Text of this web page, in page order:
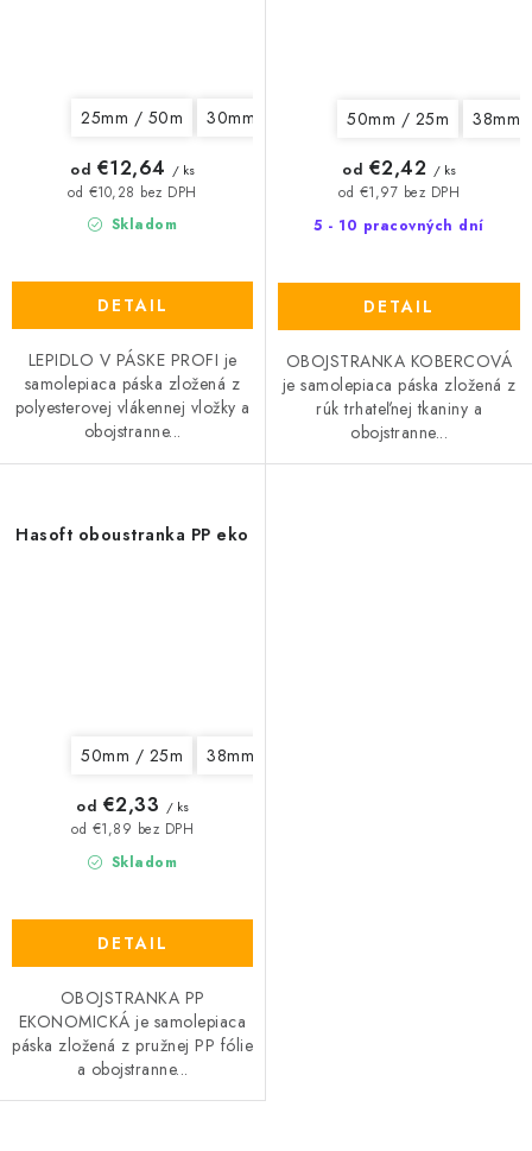
25mm / 50m 30mm / 50m 38mm / 50m 50mm /
Skladom
od €10,28 bez DPH
od €12,64 / ks
DETAIL
LEPIDLO V PÁSKE PROFI je
samolepiaca páska zložená z
polyesterovej vlákennej vložky a
obojstranne...
50mm / 25m 38mm
5 - 10 pracovných dní
od €1,97 bez DPH
od €2,42 / ks
DETAIL
OBOJSTRANKA KOBERCOVÁ
je samolepiaca páska zložená z
rúk trhateľnej tkaniny a
obojstranne...
Hasoft oboustranka PP eko
50mm / 25m 38mm / 25m
Skladom
od €1,89 bez DPH
od €2,33 / ks
DETAIL
OBOJSTRANKA PP
EKONOMICKÁ je samolepiaca
páska zložená z pružnej PP fólie
a obojstranne...